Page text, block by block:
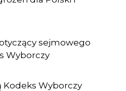
sejmowego
Wyborczy
Kodeks Wyborczy